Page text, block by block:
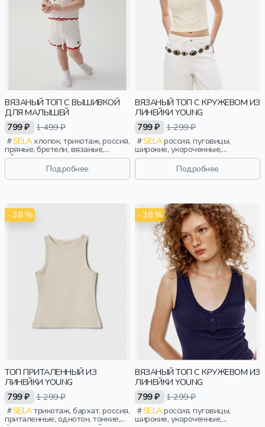
ВЯЗАНЫЙ ТОП С ВЫШИВКОЙ
ДЛЯ МАЛЫШЕЙ
799 ₽ 1 499 ₽
SELAхлопок, трикотаж, россия,
прямые, бретели, вязаные,
оборка, ажур, вышивка, вырез,
малыши, детиПодробнее
ВЯЗАНЫЙ ТОП С КРУЖЕВОМ ИЗ
ЛИНЕЙКИ YOUNG
799 ₽ 1 299 ₽
SELAроссия, пуговицы,
широкие, укороченные,
прилегающие, вязаные, вырез,
кружево, фактурные, девочки,
старшеклассники, дети
Подробнее
- 38 %
ТОП ПРИТАЛЕННЫЙ ИЗ
ЛИНЕЙКИ YOUNG
799 ₽ 1 299 ₽
SELAтрикотаж, бархат, россия,
приталенные, однотон, тонкие,
- 38 %
ВЯЗАНЫЙ ТОП С КРУЖЕВОМ ИЗ
ЛИНЕЙКИ YOUNG
799 ₽ 1 299 ₽
SELAроссия, пуговицы,
широкие, укороченные,